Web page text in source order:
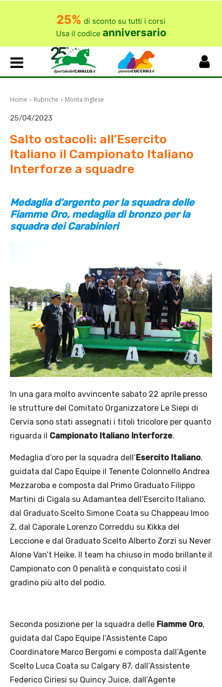
25% di sconto su tutti i corsi
Usa il codice anniversario
Home Rubriche Monta Inglese
25/04/2023
Salto ostacoli: all’Esercito
Italiano il Campionato Italiano
Interforze a squadre
Medaglia d’argento per la squadra delle
Fiamme Oro, medaglia di bronzo per la
squadra dei Carabinieri
In una gara molto avvincente sabato 22 aprile presso
le strutture del Comitato Organizzatore Le Siepi di
Cervia sono stati assegnati i titoli tricolore per quanto
riguarda il Campionato Italiano Interforze.
Medaglia d’oro per la squadra dell’Esercito Italiano,
guidata dal Capo Equipe il Tenente Colonnello Andrea
Mezzaroba e composta dal Primo Graduato Filippo
Martini di Cigala su Adamantea dell’Esercito Italiano,
dal Graduato Scelto Simone Coata su Chappeau Imoo
Z, dal Caporale Lorenzo Correddu su Kikka del
Leccione e dal Graduato Scelto Alberto Zorzi su Never
Alone Van’t Heike. Il team ha chiuso in modo brillante il
Campionato con 0 penalità e conquistato così il
gradino più alto del podio.
Seconda posizione per la squadra delle Fiamme Oro,
guidata dal Capo Equipe l’Assistente Capo
Coordinatore Marco Bergomi e composta dall’Agente
Scelto Luca Coata su Calgary 87, dall’Assistente
Federico Ciriesi su Quincy Juice, dall’Agente